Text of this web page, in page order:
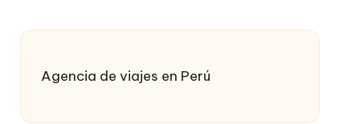
Agencia de viajes en Perú